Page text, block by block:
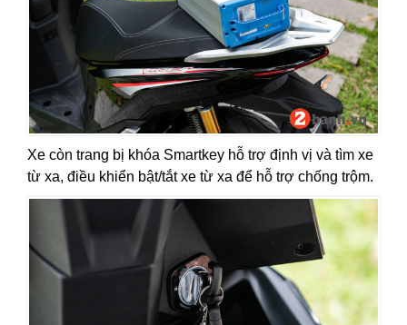
Xe còn trang bị khóa Smartkey hỗ trợ định vị và tìm xe
từ xa, điều khiển bật/tắt xe từ xa để hỗ trợ chống trộm.